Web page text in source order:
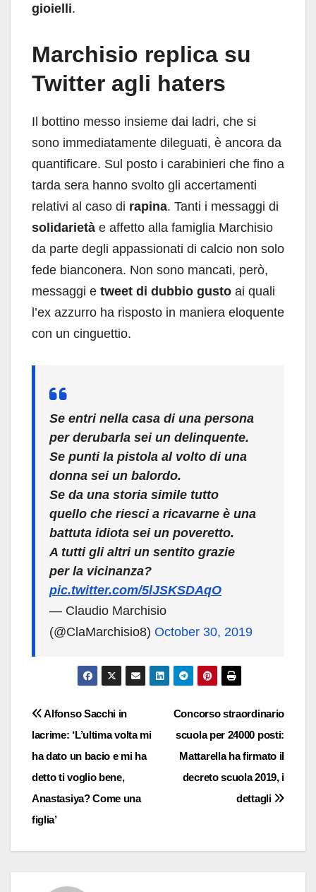
gioielli.
Marchisio replica su
Twitter agli haters
Il bottino messo insieme dai ladri, che si
sono immediatamente dileguati, è ancora da
quantificare. Sul posto i carabinieri che fino a
tarda sera hanno svolto gli accertamenti
relativi al caso di rapina. Tanti i messaggi di
solidarietà e affetto alla famiglia Marchisio
da parte degli appassionati di calcio non solo
fede bianconera. Non sono mancati, però,
messaggi e tweet di dubbio gusto ai quali
l’ex azzurro ha risposto in maniera eloquente
con un cinguettio.
Se entri nella casa di una persona
per derubarla sei un delinquente.
Se punti la pistola al volto di una
donna sei un balordo.
Se da una storia simile tutto
quello che riesci a ricavarne è una
battuta idiota sei un poveretto.
A tutti gli altri un sentito grazie
per la vicinanza?
pic.twitter.com/5lJSKSDAqO
— Claudio Marchisio
(@ClaMarchisio8) October 30, 2019
Navigazione
articoli
Concorso straordinario
scuola per 24000 posti:
Mattarella ha firmato il
decreto scuola 2019, i
dettagli
Alfonso Sacchi in
lacrime: ‘L’ultima volta mi
ha dato un bacio e mi ha
detto ti voglio bene,
Anastasiya? Come una
figlia’